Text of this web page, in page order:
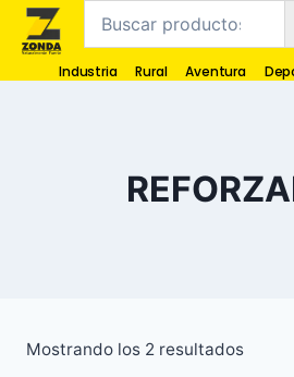
Industria Rural Aventura
Mostrando los 2 resultados